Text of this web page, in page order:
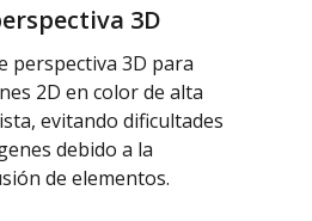
3D
perspectiva 3D para
2D en color de alta
evitando dificultades
debido a la
de elementos.